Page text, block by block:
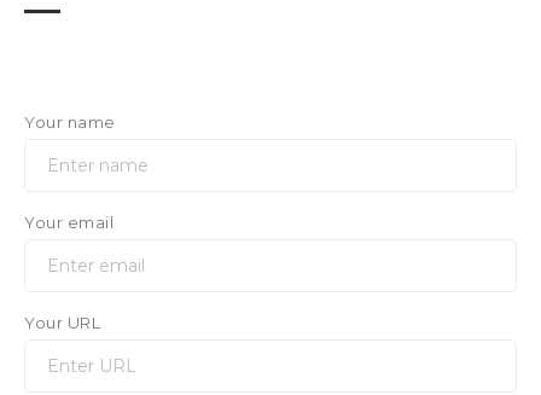
Your name
Your email
Your URL